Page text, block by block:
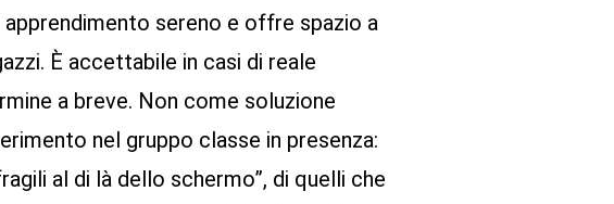
sereno e offre spazio a
È accettabile in casi di reale
a breve. Non come soluzione
nel gruppo classe in presenza:
al di là dello schermo”, di quelli che